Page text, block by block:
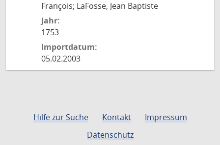
François; LaFosse, Jean Baptiste
Jahr:
1753
Importdatum:
05.02.2003
Hilfe zur Suche Kontakt
Impressum
Datenschutz